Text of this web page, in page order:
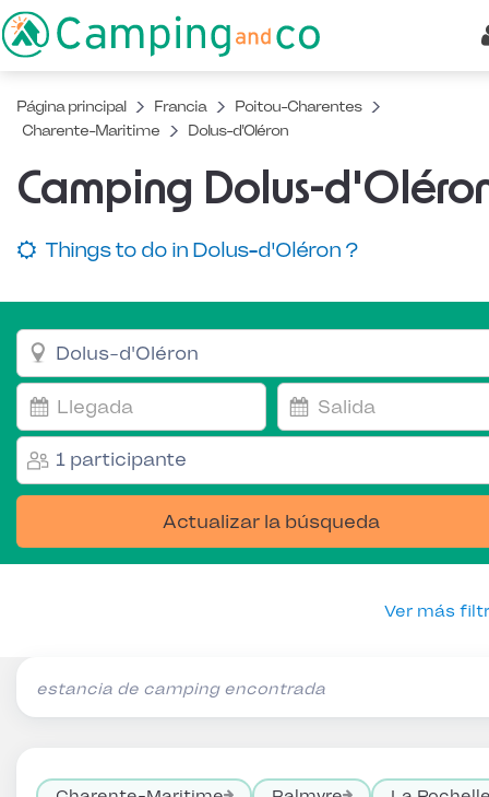
Página principal Francia
Poitou-Charentes
Charente-Maritime
Dolus-d'Oléron
Camping Dolus-
Things to do in Dolus-d'Oléron ?
1 participante
Actualizar la búsqueda
Ver más
estancia de camping encontrada